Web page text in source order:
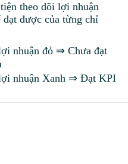
theo dõi lợi nhuận
được của từng chỉ
nhuận đỏ ⇒ Chưa đạt
nhuận Xanh ⇒ Đạt KPI